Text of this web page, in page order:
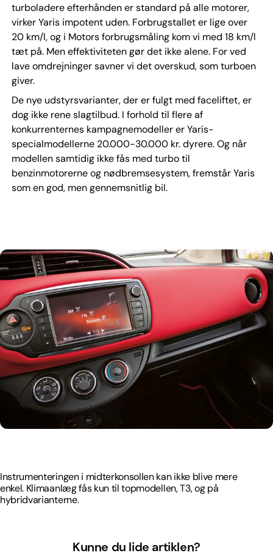
turboladere efterhånden er standard på alle motorer,
virker Yaris impotent uden. Forbrugstallet er lige over
20 km/l, og i Motors forbrugsmåling kom vi med 18 km/l
tæt på. Men effektiviteten gør det ikke alene. For ved
lave omdrejninger savner vi det overskud, som turboen
giver.
De nye udstyrsvarianter, der er fulgt med faceliftet, er
dog ikke rene slagtilbud. I forhold til flere af
konkurrenternes kampagnemodeller er Yaris-
specialmodellerne 20.000-30.000 kr. dyrere. Og når
modellen samtidig ikke fås med turbo til
benzinmotorerne og nødbremsesystem, fremstår Yaris
som en god, men gennemsnitlig bil.
Instrumenteringen i midterkonsollen kan ikke blive mere
enkel. Klimaanlæg fås kun til topmodellen, T3, og på
hybridvarianterne.
Kunne du lide artiklen?